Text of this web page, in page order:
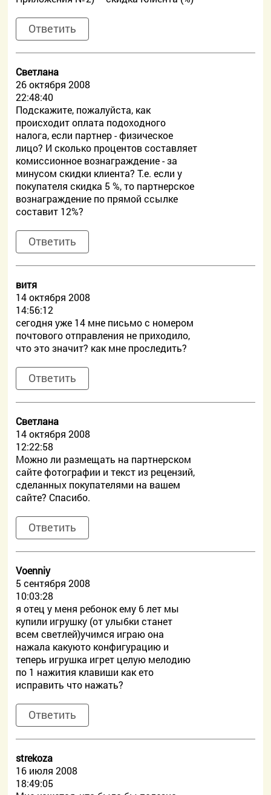
Ответить
Светлана
26 октября 2008
22:48:40
Подскажите, пожалуйста, как
происходит оплата подоходного
налога, если партнер - физическое
лицо? И сколько процентов составляет
комиссионное вознаграждение - за
минусом скидки клиента? Т.е. если у
покупателя скидка 5 %, то партнерское
вознаграждение по прямой ссылке
составит 12%?
Ответить
витя
14 октября 2008
14:56:12
сегодня уже 14 мне письмо с номером
почтового отправления не приходило,
что это значит? как мне проследить?
Ответить
Светлана
14 октября 2008
12:22:58
Можно ли размещать на партнерском
сайте фотографии и текст из рецензий,
сделанных покупателями на вашем
сайте? Спасибо.
Ответить
Voenniy
5 сентября 2008
10:03:28
я отец у меня ребонок ему 6 лет мы
купили игрушку (от улыбки станет
всем светлей)учимся играю она
нажала какуюто конфигурацию и
теперь игрушка игрет целую мелодию
по 1 нажития клавиши как ето
исправить что нажать?
Ответить
strekoza
16 июля 2008
18:49:05